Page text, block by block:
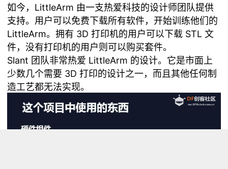
如今，LittleArm 由一支热爱科技的设计师团队提供
支持。用户可以免费下载所有软件，开始训练他们的
LittleArm。拥有 3D 打印机的用户可以下载 STL 文
件，没有打印机的用户则可以购买套件。
Slant 团队非常热爱 LittleArm 的设计。它是市面上
少数几个需要 3D 打印的设计之一，而且其他任何制
造工艺都无法实现。